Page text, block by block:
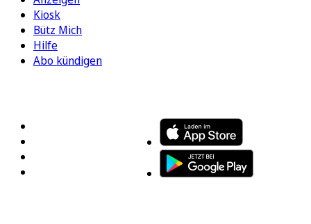
Kiosk
Bütz Mich
Hilfe
Abo kündigen